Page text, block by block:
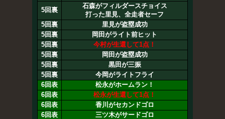
5回裏
石森がフィルダースチョイス
打った里見、全走者セーフ
5回裏
里見が盗塁成功
5回裏
岡田がライト前ヒット
5回裏
今村が生還して1点！
5回裏
岡田が盗塁成功
5回裏
黒田が三振
5回裏
今岡がライトフライ
6回表
松永がホームラン！
6回表
松永が生還して1点！
6回表
香川がセカンドゴロ
6回表
三ツ木がサードゴロ